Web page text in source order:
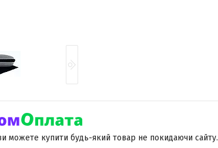
можете купити будь-який товар не покидаючи сайту.